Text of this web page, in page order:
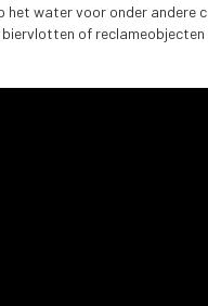
het water voor onder andere
of reclameobjecten